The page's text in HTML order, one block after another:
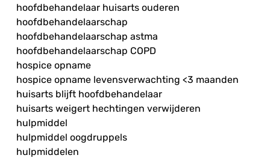
hoofdbehandelaar huisarts ouderen
hoofdbehandelaarschap
hoofdbehandelaarschap astma
hoofdbehandelaarschap COPD
hospice opname
hospice opname levensverwachting <3 maanden
huisarts blijft hoofdbehandelaar
huisarts weigert hechtingen verwijderen
hulpmiddel
hulpmiddel oogdruppels
hulpmiddelen